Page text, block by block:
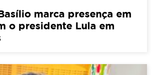
marca presença em
o presidente Lula em